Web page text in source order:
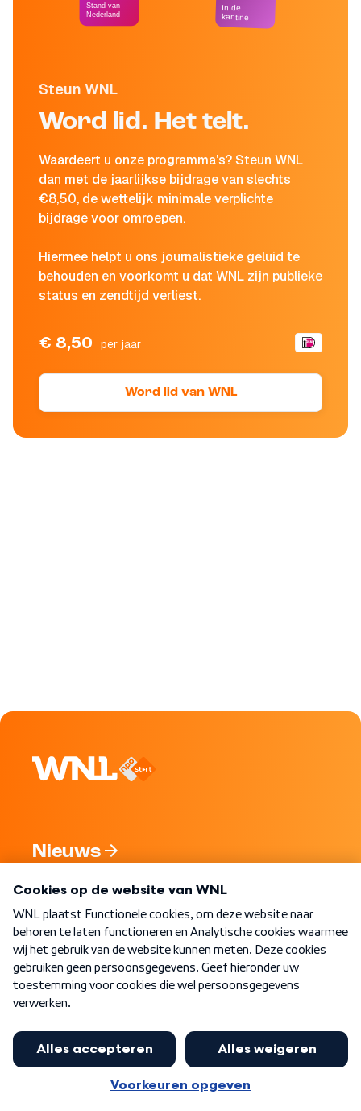
Steun WNL
Word lid. Het telt.
Waardeert u onze programma's? Steun WNL
dan met de jaarlijkse bijdrage van slechts
€8,50, de wettelijk minimale verplichte
bijdrage voor omroepen.
Hiermee helpt u ons journalistieke geluid te
behouden en voorkomt u dat WNL zijn publieke
status en zendtijd verliest.
€ 8,50 per jaar
Word lid van WNL
Stand van
Nederland
In de
kantine
Nieuws
Nieuwsbrief
Word Lid